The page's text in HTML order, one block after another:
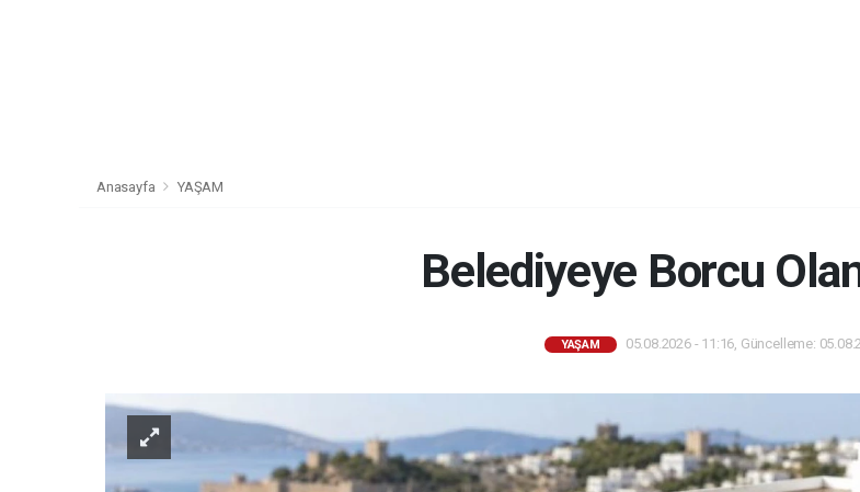
Anasayfa YAŞAM
Belediyeye Borcu
YAŞAM 05.08.2026 - 11:16, Güncelleme: